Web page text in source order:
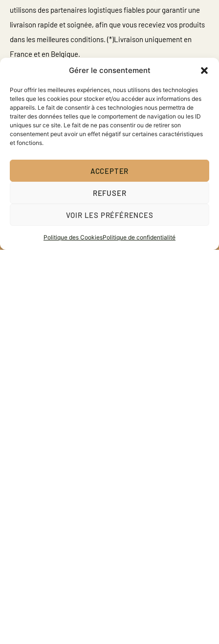
Gérer le consentement
Pour offrir les meilleures expériences, nous utilisons des technologies
telles que les cookies pour stocker et/ou accéder aux informations des
appareils. Le fait de consentir à ces technologies nous permettra de
traiter des données telles que le comportement de navigation ou les ID
uniques sur ce site. Le fait de ne pas consentir ou de retirer son
consentement peut avoir un effet négatif sur certaines caractéristiques
et fonctions.
ACCEPTER
REFUSER
VOIR LES PRÉFÉRENCES
Politique des CookiesPolitique de confidentialité
utilisons des partenaires logistiques fiables pour garantir une
livraison rapide et soignée, afin que vous receviez vos produits
dans les meilleures conditions. (*)Livraison uniquement en
France et en Belgique.
Un problème avec votre
livraison ?
Notre équipe est à votre disposition pour toute assistance. Si
contacter. Nous nous engageons à répondre rapidement pour
vous offrir une expérience optimale.
facebook/leclubcbd
(+33) 07 68 97 76 24